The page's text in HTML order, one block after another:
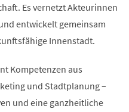
Es vernetzt Akteurinnen
entwickelt gemeinsam
Innenstadt.
Kompetenzen aus
und Stadtplanung –
und eine ganzheitliche